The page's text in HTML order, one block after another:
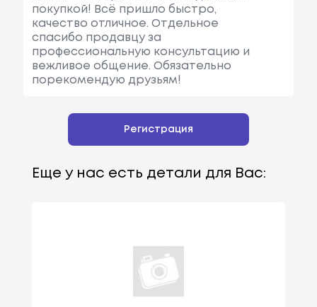
покупкой! Всё пришло быстро,
качество отличное. Отдельное
спасибо продавцу за
профессиональную консультацию и
вежливое общение. Обязательно
порекомендую друзьям!
Регистрация
Еще у нас есть детали для Вас: